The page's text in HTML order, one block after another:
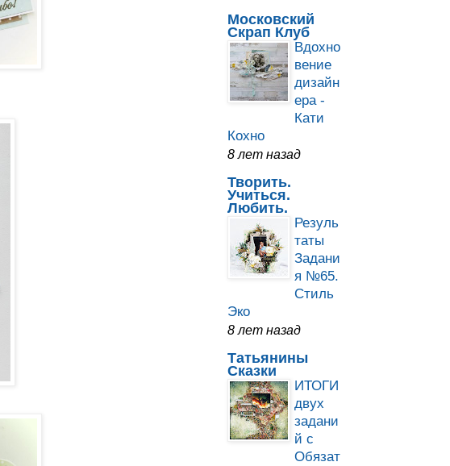
Московский
Скрап Клуб
Вдохно
вение
дизайн
ера -
Кати
Кохно
8 лет назад
Творить.
Учиться.
Любить.
Резуль
таты
Задани
я №65.
Стиль
Эко
8 лет назад
Татьянины
Сказки
ИТОГИ
двух
задани
й с
Обязат